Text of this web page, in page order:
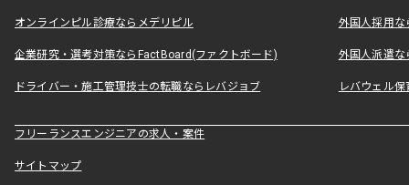
オンラインピル診療ならメデリピル 外国人採用
企業研究・選考対策ならFactBoard(ファクトボード) 外国人派遣な
ドライバー・施工管理技士の転職ならレバジョブ レバウェル
フリーランスエンジニアの求人・案件
サイトマップ